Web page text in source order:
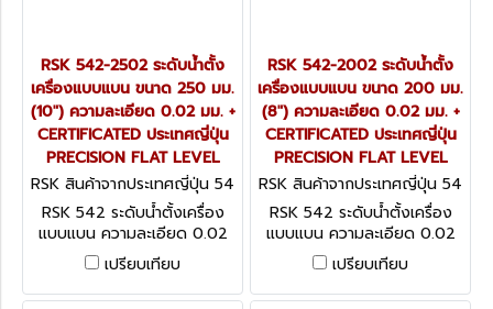
RSK 542-2502 ระดับน้ำตั้ง
เครื่องแบบแบน ขนาด 250 มม.
(10") ความละเอียด 0.02 มม. +
CERTIFICATED ประเทศญี่ปุ่น
PRECISION FLAT LEVEL
RSK สินค้าจากประเทศญี่ปุ่น 54
2-2502
RSK 542 ระดับน้ำตั้งเครื่อง
แบบแบน ความละเอียด 0.02
มม. + CERTIFICATED ประเทศ
ญี่ปุ่น PRECISION FLAT
LEVEL
เปรียบเทียบ
RSK 542-2002 ระดับน้ำตั้ง
เครื่องแบบแบน ขนาด 200 มม.
(8") ความละเอียด 0.02 มม. +
CERTIFICATED ประเทศญี่ปุ่น
PRECISION FLAT LEVEL
RSK สินค้าจากประเทศญี่ปุ่น 54
2-2002
RSK 542 ระดับน้ำตั้งเครื่อง
แบบแบน ความละเอียด 0.02
มม. + CERTIFICATED ประเทศ
ญี่ปุ่น PRECISION FLAT
LEVEL
เปรียบเทียบ